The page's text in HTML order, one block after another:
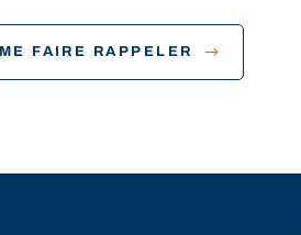
ME FAIRE RAPPELER